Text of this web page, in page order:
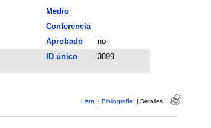
Medio
Conferencia
Aprobado
no
ID único 3899
Lista | Bibliografía | Detalles